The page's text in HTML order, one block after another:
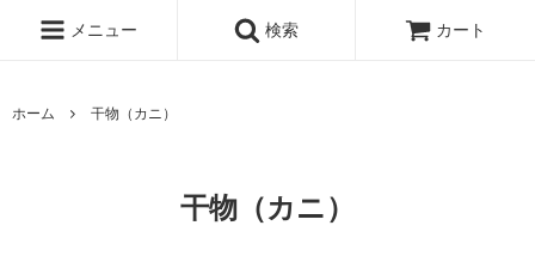
メニュー 検索 カート
ホーム 干物（カニ）
干物（カニ）